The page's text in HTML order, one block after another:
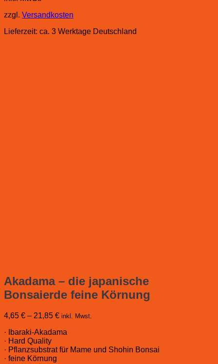
zzgl. Versandkosten
Lieferzeit: ca. 3 Werktage Deutschland
Akadama – die japanische
Bonsaierde feine Körnung
4,65 € – 21,85 € inkl. Mwst.
· Ibaraki-Akadama
· Hard Quality
· Pflanzsubstrat für Mame und Shohin Bonsai
· feine Körnung